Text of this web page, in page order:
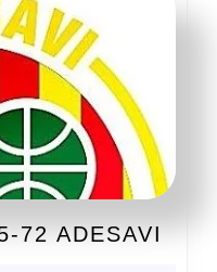
72 ADESAVI